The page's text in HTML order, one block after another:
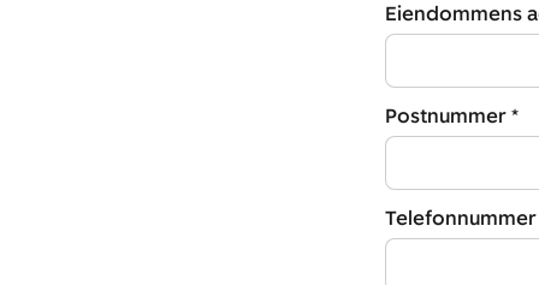
Eiendommens
Postnummer *
Telefonnummer